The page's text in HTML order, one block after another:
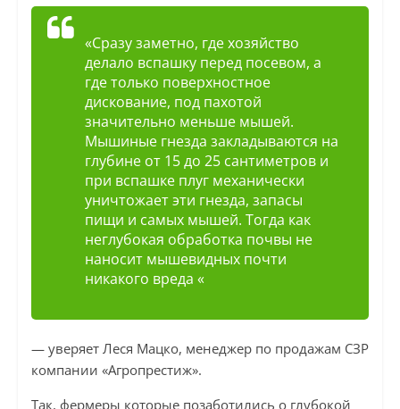
«Сразу заметно, где хозяйство
делало вспашку перед посевом, а
где только поверхностное
дискование, под пахотой
значительно меньше мышей.
Мышиные гнезда закладываются на
глубине от 15 до 25 сантиметров и
при вспашке плуг механически
уничтожает эти гнезда, запасы
пищи и самых мышей. Тогда как
неглубокая обработка почвы не
наносит мышевидных почти
никакого вреда «
— уверяет Леся Мацко, менеджер по продажам СЗР
​​компании «Агропрестиж».
Так, фермеры которые позаботились о глубокой